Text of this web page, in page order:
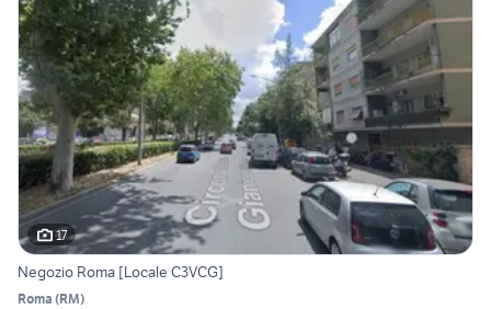
17
Negozio Roma [Locale C3VCG]
Roma (RM)